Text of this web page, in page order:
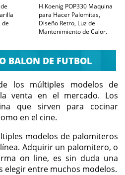
de
Limpiar,
W,
H.Koenig POP330 Maquina
para Hacer Palomitas,
Diseño Retro, Luz de
Mantenimiento de Calor,
en Acero Inoxidable, Puerta
Magnetica, 360w
BALON DE FUTBOL
los múltiples modelos de
venta en el mercado. Los
que sirven para cocinar
en el cine.
modelos de palomiteros
Adquirir un palomitero, o
on line, es sin duda una
elegir entre muchos modelos.